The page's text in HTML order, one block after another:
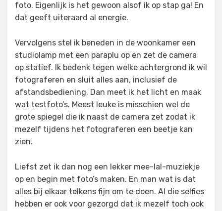
foto. Eigenlijk is het gewoon alsof ik op stap ga! En
dat geeft uiteraard al energie.
Vervolgens stel ik beneden in de woonkamer een
studiolamp met een paraplu op en zet de camera
op statief. Ik bedenk tegen welke achtergrond ik wil
fotograferen en sluit alles aan, inclusief de
afstandsbediening. Dan meet ik het licht en maak
wat testfoto’s. Meest leuke is misschien wel de
grote spiegel die ik naast de camera zet zodat ik
mezelf tijdens het fotograferen een beetje kan
zien.
Liefst zet ik dan nog een lekker mee-lal-muziekje
op en begin met foto’s maken. En man wat is dat
alles bij elkaar telkens fijn om te doen. Al die selfies
hebben er ook voor gezorgd dat ik mezelf toch ook